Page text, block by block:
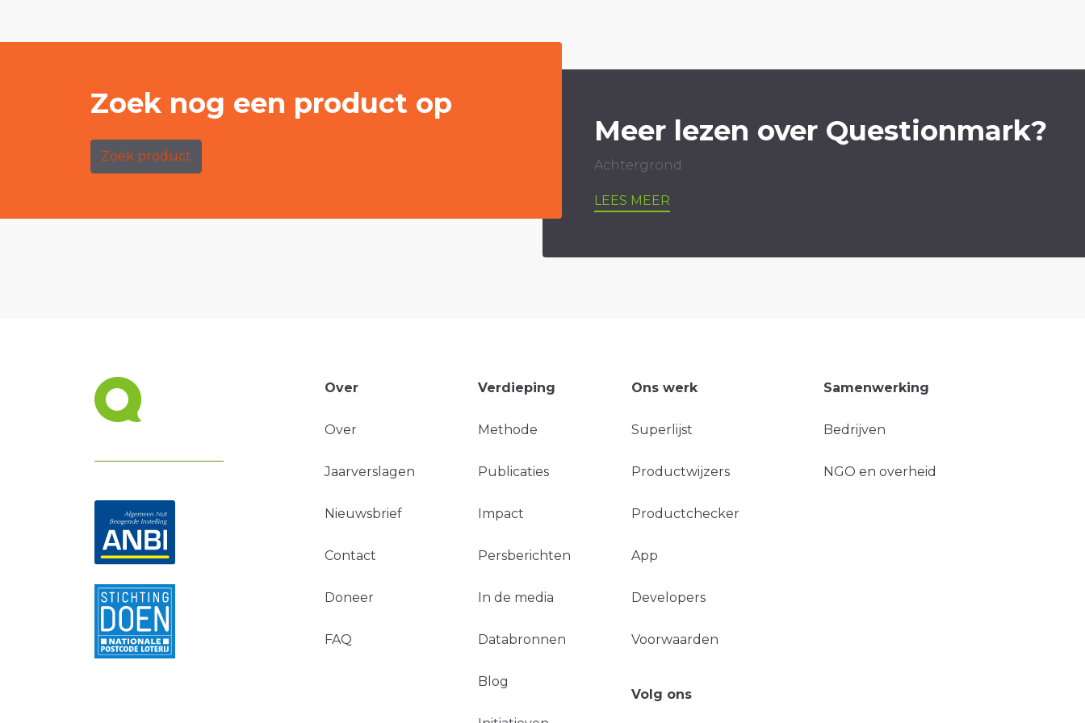
Zoek nog een product op
Zoek product
Meer lezen over Questionmark?
Achtergrond
LEES MEER
Over
Over
Jaarverslagen
Nieuwsbrief
Contact
Doneer
FAQ
Verdieping
Methode
Publicaties
Impact
Persberichten
In de media
Databronnen
Blog
Ons werk
Superlijst
Productwijzers
Productchecker
App
Developers
Voorwaarden
Samenwerking
Bedrijven
NGO en overheid
Volg ons